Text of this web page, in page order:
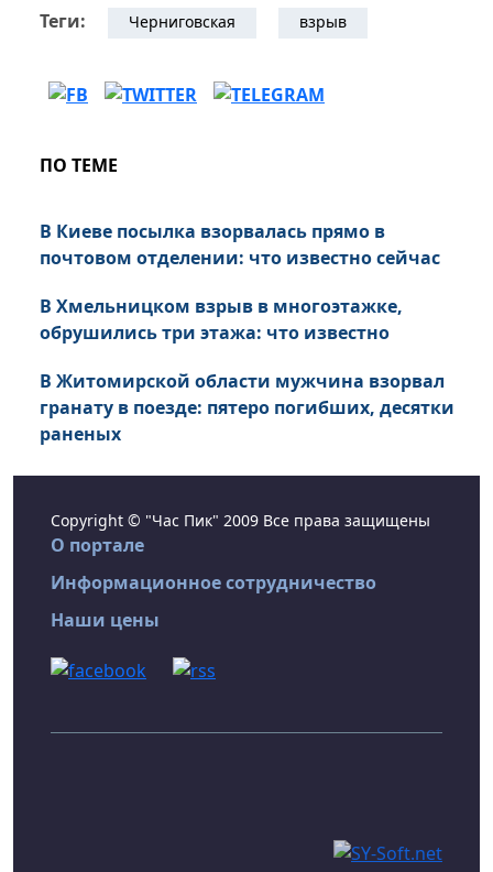
Теги: Черниговская взрыв
ПО ТЕМЕ
В Киеве посылка взорвалась прямо в
почтовом отделении: что известно сейчас
В Хмельницком взрыв в многоэтажке,
обрушились три этажа: что известно
В Житомирской области мужчина взорвал
гранату в поезде: пятеро погибших, десятки
раненых
Copyright © "Час Пик" 2009 Все права защищены
О портале
Информационное сотрудничество
Наши цены